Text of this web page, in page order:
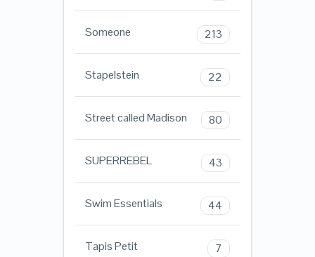
Someone 213
Stapelstein 22
Street called Madison 80
SUPERREBEL 43
Swim Essentials 44
Tapis Petit 7